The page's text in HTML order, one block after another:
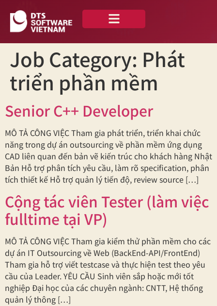
Job Category: Phát
triển phần mềm
Senior C++ Developer
MÔ TẢ CÔNG VIỆC Tham gia phát triển, triển khai chức
năng trong dự án outsourcing về phần mềm ứng dụng
CAD liên quan đến bản vẽ kiến trúc cho khách hàng Nhật
Bản Hỗ trợ phân tích yêu cầu, làm rõ specification, phân
tích thiết kế Hỗ trợ quản lý tiến độ, review source […]
Cộng tác viên Tester (làm việc
fulltime tại VP)
MÔ TẢ CÔNG VIỆC Tham gia kiểm thử phần mềm cho các
dự án IT Outsourcing về Web (BackEnd-API/FrontEnd)
Tham gia hỗ trợ viết testcase và thực hiện test theo yêu
cầu của Leader. YÊU CẦU Sinh viên sắp hoặc mới tốt
nghiệp Đại học của các chuyên ngành: CNTT, Hệ thống
quản lý thông […]